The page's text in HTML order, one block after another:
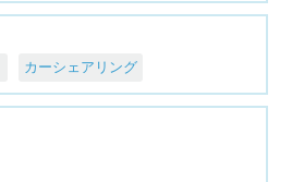
カーシェアリング